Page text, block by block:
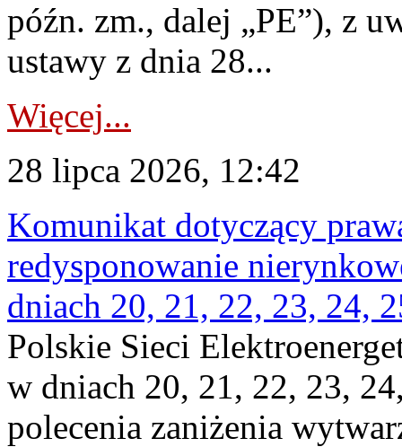
późn. zm., dalej „PE”), z
ustawy z dnia 28...
Więcej...
28 lipca 2026, 12:42
Komunikat dotyczący
redysponowanie
dniach 20, 21, 22, 23, 24,
Polskie Sieci
w dniach 20, 21, 22, 23,
polecenia zaniżenia